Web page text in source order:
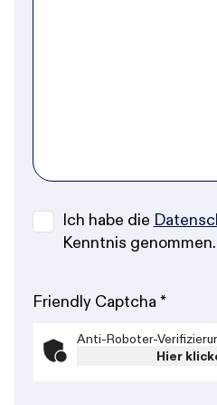
Ich habe die
Kenntnis genommen.
Friendly Captcha *
Anti-Roboter-
Hier